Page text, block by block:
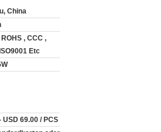
China
, CCC ,
Etc
USD 69.00 / PCS